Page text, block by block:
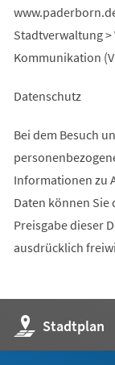
Stadtverwaltung
Kommunikation
Datenschutz
Bei dem Besuch
Informationen zu
Daten können
Preisgabe dieser
ausdrücklich
Stadtplan
(Öffnet
in
einem